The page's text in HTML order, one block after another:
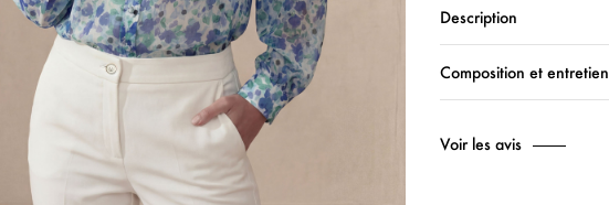
Description
Composition et entretien
Voir les avis